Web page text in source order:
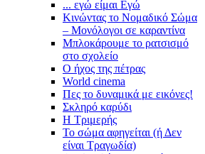
... εγώ είμαι Εγώ
Κινώντας το Νομαδικό Σώμα
– Μονόλογοι σε καραντίνα
Μπλοκάρουμε το ρατσισμό
στο σχολείο
Ο ήχος της πέτρας
World cinema
Πες το δυναμικά με εικόνες!
Σκληρό καρύδι
Η Τριμερής
Το σώμα αφηγείται (ή Δεν
είναι Τραγωδία)